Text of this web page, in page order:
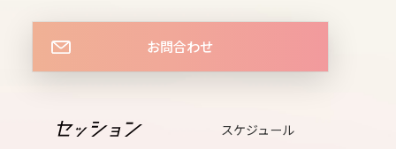
15
wed
thu
お問合わせ
スケジュール